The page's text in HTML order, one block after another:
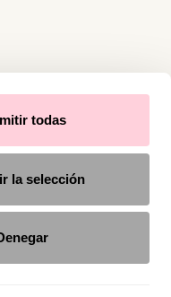
todas
la selección